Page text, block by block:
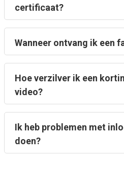
certificaat?
Wanneer ontvang ik een
Hoe verzilver ik een
video?
Ik heb problemen met
doen?